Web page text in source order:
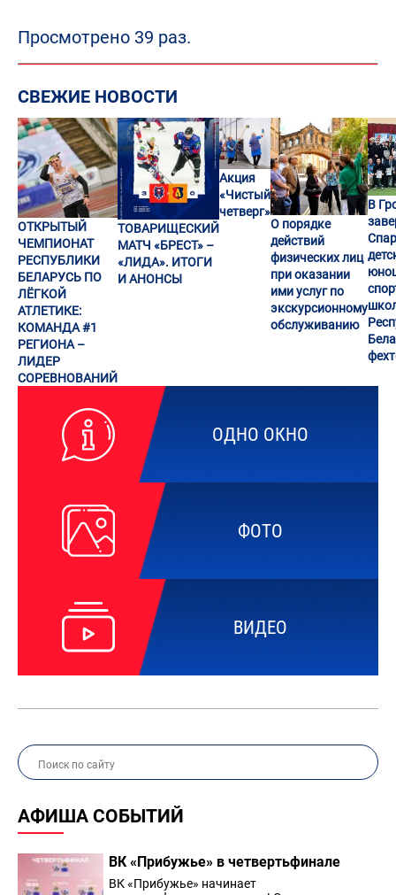
ОДНО ОКНО
ФОТО
ВИДЕО
АФИША СОБЫТИЙ
ВК «Прибужье» в четвертьфинале
ВК «Прибужье» начинает
Просмотрено 39 раз.
СВЕЖИЕ НОВОСТИ
ОТКРЫТЫЙ
ЧЕМПИОНАТ
РЕСПУБЛИКИ
БЕЛАРУСЬ ПО
ЛЁГКОЙ
АТЛЕТИКЕ:
КОМАНДА #1
РЕГИОНА –
ЛИДЕР
СОРЕВНОВАНИЙ
ТОВАРИЩЕСКИЙ
МАТЧ «БРЕСТ» –
«ЛИДА». ИТОГИ
И АНОНСЫ
Акция
«Чистый
четверг»
О порядке
действий
физических лиц
при оказании
ими услуг по
экскурсионному
обслуживанию
В